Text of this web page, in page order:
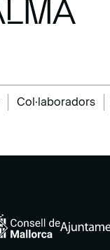
Col·laboradors